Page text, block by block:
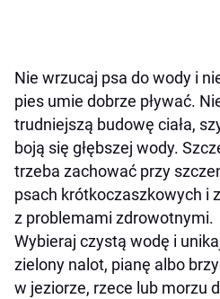
Nie wrzucaj psa do wody i
pies umie dobrze pływać.
trudniejszą budowę ciała,
boją się głębszej wody.
trzeba zachować przy
psach krótkoczaszkowych i
z problemami zdrowotnymi.
Wybieraj czystą wodę i
zielony nalot, pianę albo
w jeziorze, rzece lub morzu